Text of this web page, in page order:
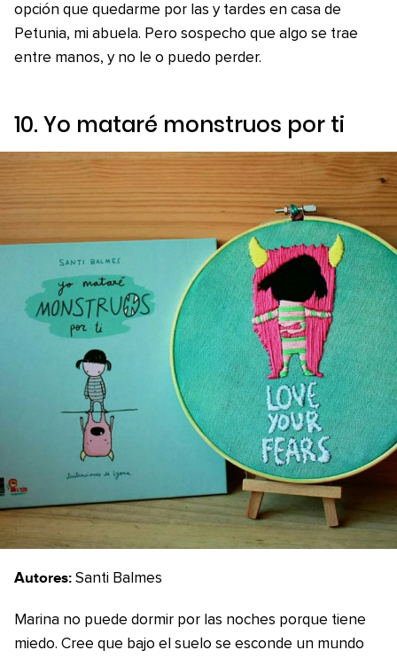
opción que quedarme por las y tardes en casa de
Petunia, mi abuela. Pero sospecho que algo se trae
entre manos, y no le o puedo perder.
10. Yo mataré monstruos por ti
Autores: Santi Balmes
Marina no puede dormir por las noches porque tiene
miedo. Cree que bajo el suelo se esconde un mundo